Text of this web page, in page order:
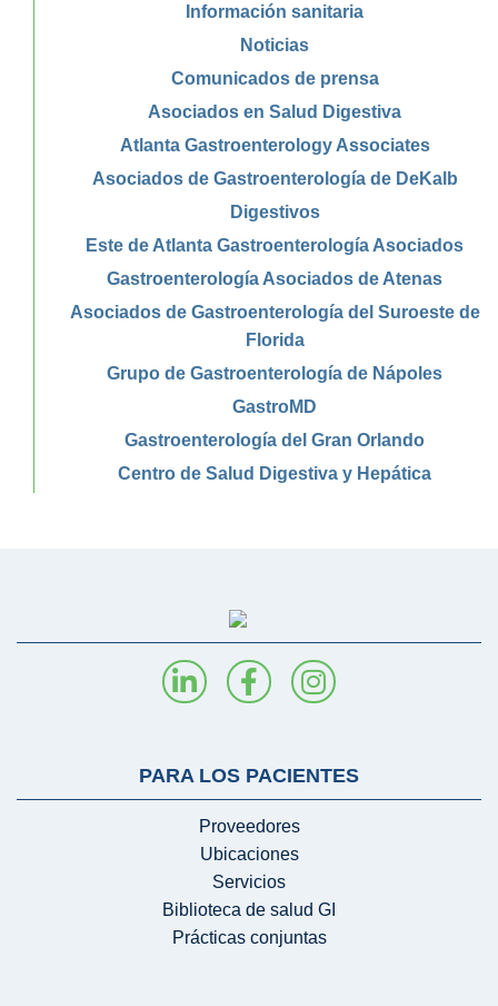
Información sanitaria
Noticias
Comunicados de prensa
Asociados en Salud Digestiva
Atlanta Gastroenterology Associates
Asociados de Gastroenterología de DeKalb
Digestivos
Este de Atlanta Gastroenterología Asociados
Gastroenterología Asociados de Atenas
Asociados de Gastroenterología del Suroeste de
Florida
Grupo de Gastroenterología de Nápoles
GastroMD
Gastroenterología del Gran Orlando
Centro de Salud Digestiva y Hepática
PARA LOS PACIENTES
Proveedores
Ubicaciones
Servicios
Biblioteca de salud GI
Prácticas conjuntas